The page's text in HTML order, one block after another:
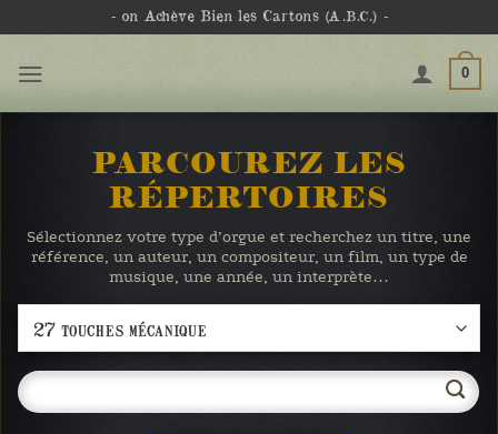
- on Achève Bien les Cartons (A.B.C.) -
0
PARCOUREZ LES
RÉPERTOIRES
Sélectionnez votre type d’orgue et recherchez un titre, une
référence, un auteur, un compositeur, un film, un type de
musique, une année, un interprète…